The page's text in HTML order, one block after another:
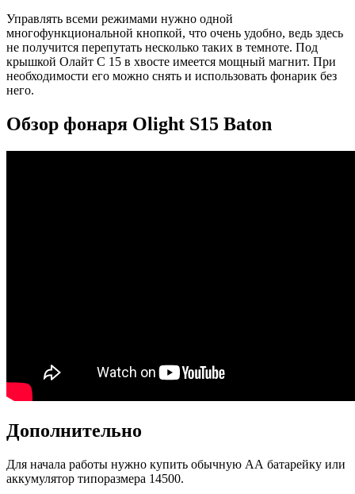
Управлять всеми режимами нужно одной
многофункциональной кнопкой, что очень удобно, ведь здесь
не получится перепутать несколько таких в темноте. Под
крышкой Олайт С 15 в хвосте имеется мощный магнит. При
необходимости его можно снять и использовать фонарик без
него.
Обзор фонаря Olight S15 Baton
Дополнительно
Для начала работы нужно купить обычную АА батарейку или
аккумулятор типоразмера 14500.